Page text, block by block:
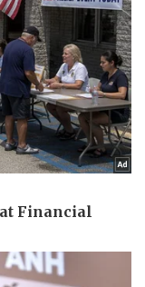
máy